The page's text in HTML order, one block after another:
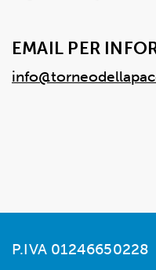
EMAIL PER
P.IVA 01246650228